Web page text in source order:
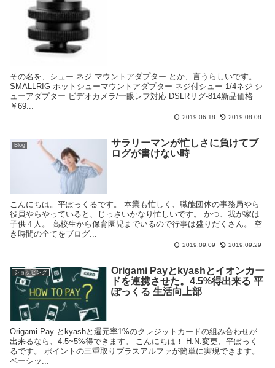
その名を、シュー ネジ マウントアダプター とか、言うらしいです。
SMALLRIG ホットシューマウントアダプター ネジ付シュー 1/4ネジ シ
ューアダプター ビデオカメラ/一眼レフ対応 DSLRリグ-814新品価格
￥69...
2019.06.18 2019.08.08
Blog
サラリーマンが忙しさに負けてブ
ログが書けない時
こんにちは。平ぽっくるです。 本業も忙しく、職能団体の事務局やら
役員やらやっていると、じっさいかなり忙しいです。 かつ、我が家は
子供４人。 高校生から保育園児までいるので行事は盛りだくさん。 空
き時間の全てをブログ...
2019.09.09 2019.09.29
ショッピング
Origami Payとkyashとイオンカー
ドを連携させた。4.5%得出来る 平
ぽっくる 生活向上部
Origami Pay とkyashと還元率1%のクレジットカードの組み合わせが
出来るなら、4.5~5%得できます。 こんにちは！ H.N.変更、平ぽっく
るです。 ポイントの三重取りプラスアルファが簡単に実現できます。
ベーシッ...